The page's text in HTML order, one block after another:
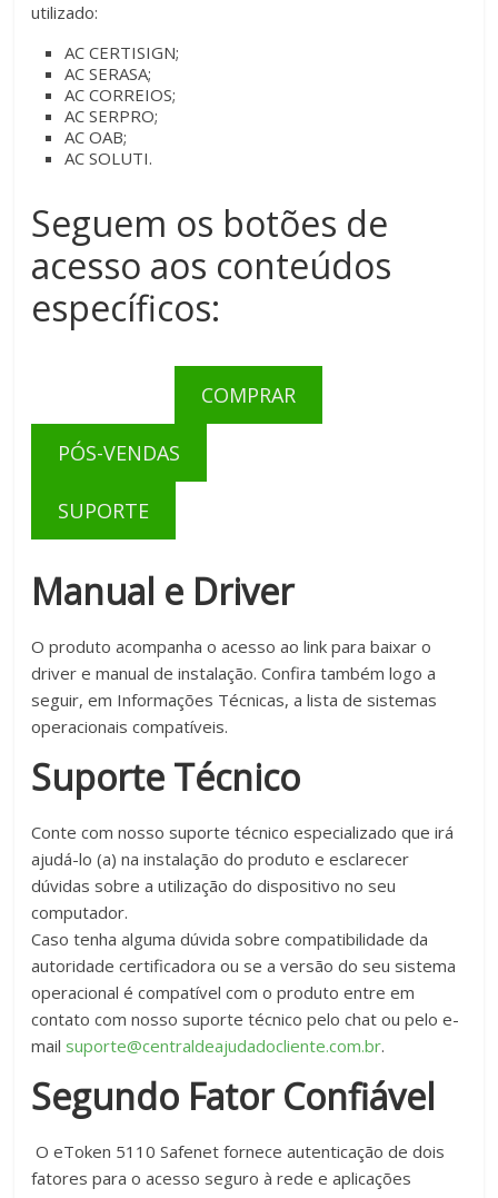
utilizado:
AC CERTISIGN;
AC SERASA;
AC CORREIOS;
AC SERPRO;
AC OAB;
AC SOLUTI.
Seguem os botões de
acesso aos conteúdos
específicos:
COMPRAR
PÓS-VENDAS
SUPORTE
Manual e Driver
O produto acompanha o acesso ao link para baixar o
driver e manual de instalação. Confira também logo a
seguir, em Informações Técnicas, a lista de sistemas
operacionais compatíveis.
Suporte Técnico
Conte com nosso suporte técnico especializado que irá
ajudá-lo (a) na instalação do produto e esclarecer
dúvidas sobre a utilização do dispositivo no seu
computador.
Caso tenha alguma dúvida sobre compatibilidade da
autoridade certificadora ou se a versão do seu sistema
operacional é compatível com o produto entre em
contato com nosso suporte técnico pelo chat ou pelo e-
mail suporte@centraldeajudadocliente.com.br.
Segundo Fator Confiável
O eToken 5110 Safenet fornece autenticação de dois
fatores para o acesso seguro à rede e aplicações